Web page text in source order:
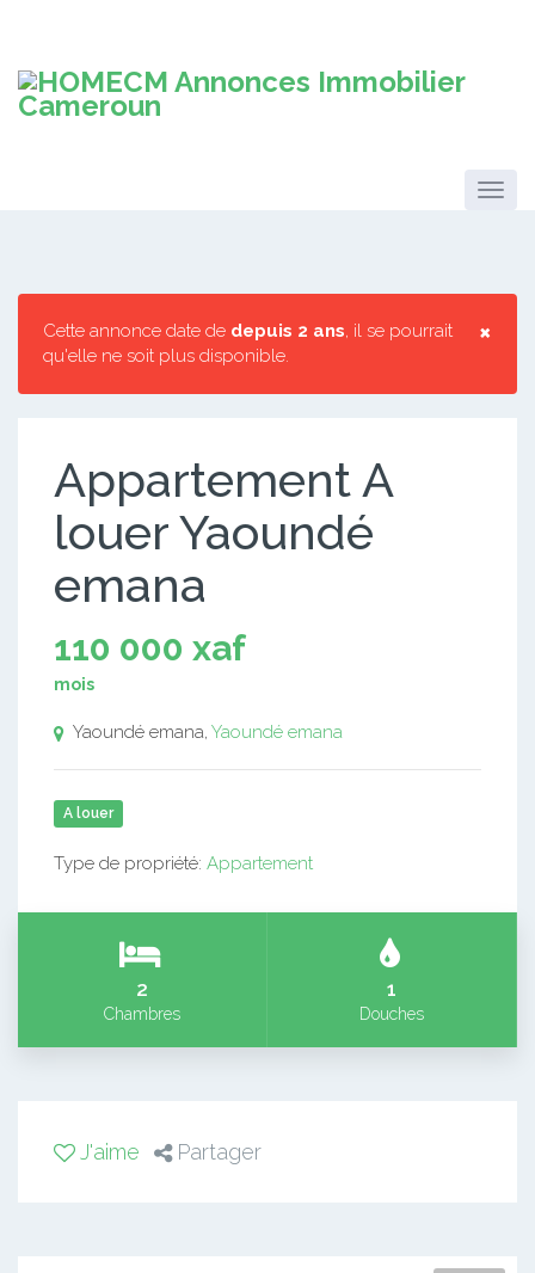
×
Cette annonce date de depuis 2 ans, il se pourrait
qu'elle ne soit plus disponible.
Appartement A
louer Yaoundé
emana
110 000 xaf
mois
Yaoundé emana, Yaoundé emana
A louer
Type de propriété: Appartement
2
Chambres
1
Douches
J'aime Partager